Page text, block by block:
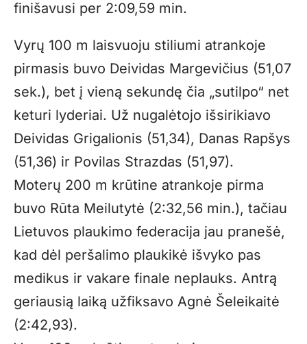
finišavusi per 2:09,59 min.
Vyrų 100 m laisvuoju stiliumi atrankoje
pirmasis buvo Deividas Margevičius (51,07
sek.), bet į vieną sekundę čia „sutilpo“ net
keturi lyderiai. Už nugalėtojo išsirikiavo
Deividas Grigalionis (51,34), Danas Rapšys
(51,36) ir Povilas Strazdas (51,97).
Moterų 200 m krūtine atrankoje pirma
buvo Rūta Meilutytė (2:32,56 min.), tačiau
Lietuvos plaukimo federacija jau pranešė,
kad dėl peršalimo plaukikė išvyko pas
medikus ir vakare finale neplauks. Antrą
geriausią laiką užfiksavo Agnė Šeleikaitė
(2:42,93).